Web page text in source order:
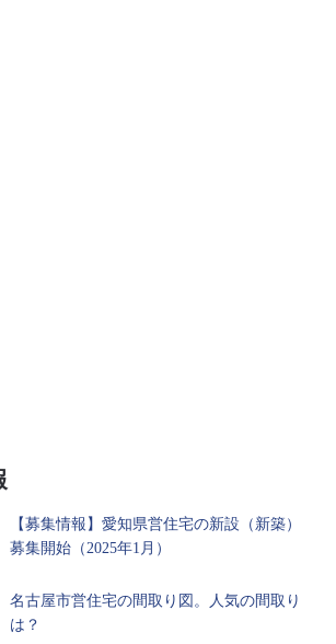
【募集情報】愛知県営住宅の新設（新築）
募集開始（2025年1月）
名古屋市営住宅の間取り図。人気の間取り
は？